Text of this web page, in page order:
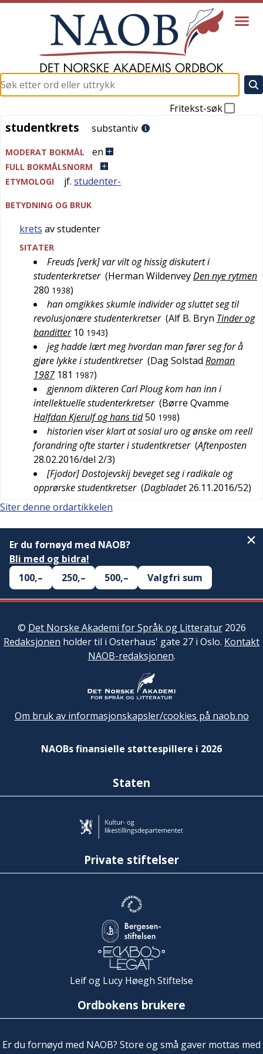
Fritekst-søk
studentkrets
studentkrets substantiv
MODERAT BOKMÅL en
FULL BOKMÅLSNORM
ETYMOLOGI
jf. studenter-
BETYDNING OG BRUK
krets av studenter
SITATER
Freuds [verk] var vilt og hissig diskutert i
studenterkretser (Herman WildenveyDen nye rytmen
280 1938)
han omgikkes skumle individer og sluttet seg til
revolusjonære studenterkretser (Alf B. Bryn Tinder og
banditter 10 1943)
jeg hadde lært meg hvordan man fører seg for å
gjøre lykke i studentkretser (Dag Solstad Roman
1987 181 1987)
gjennom dikteren Carl Ploug kom han inn i
intellektuelle studenterkretser (Børre Qvamme
Halfdan Kjerulf og hans tid50 1998)
historien viser klart at sosial uro og ønske om reell
forandring ofte starter i studentkretser (Aftenposten
28.02.2016/del 2/3)
[Fjodor] Dostojevskij beveget seg i radikale og
opprørske studentkretser (Dagbladet 26.11.2016/52)
Siter denne ordartikkelen
Er du fornøyd med NAOB?
Bli med og bidra!
100,–
250,– 500,– Valgfri sum
© Det Norske Akademi for Språk og Litteratur2026
Redaksjonen holder til i Osterhaus' gate 27 i Oslo. Kontakt
NAOB-redaksjonen.
Om bruk av informasjonskapsler/cookies på naob.no
NAOBs finansielle støttespillere i 2026
Staten
Private stiftelser
Leif og Lucy Høegh Stiftelse
Ordbokens brukere
Er du fornøyd med NAOB? Store og små gaver mottas med